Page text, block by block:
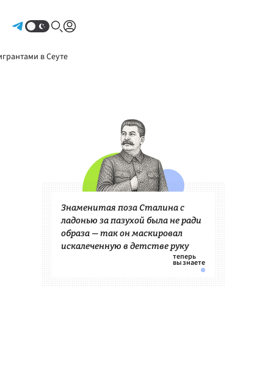
в Сеуте
Знаменитая поза Сталина с
ладонью за пазухой была не ради
образа — так он маскировал
искалеченную в детстве руку